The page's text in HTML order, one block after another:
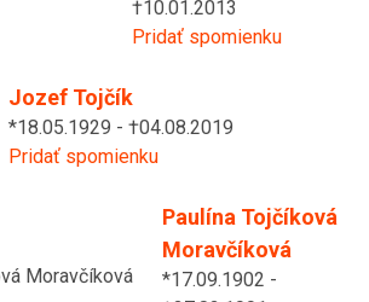
†10.01.2013
Pridať spomienku
Jozef Tojčík
*18.05.1929 - †04.08.2019
Pridať spomienku
Paulína Tojčíková
Moravčíková
*17.09.1902 -